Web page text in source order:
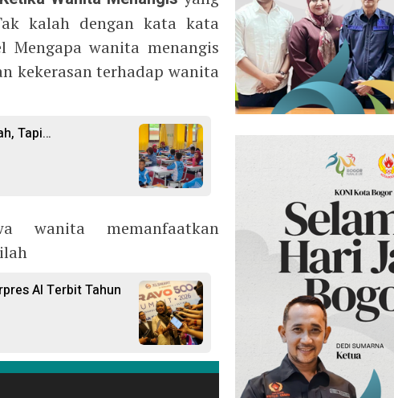
kalah dengan kata kata
wanita menangis
kekerasan terhadap wanita
Tapi…
wanita memanfaatkan
AI Terbit Tahun